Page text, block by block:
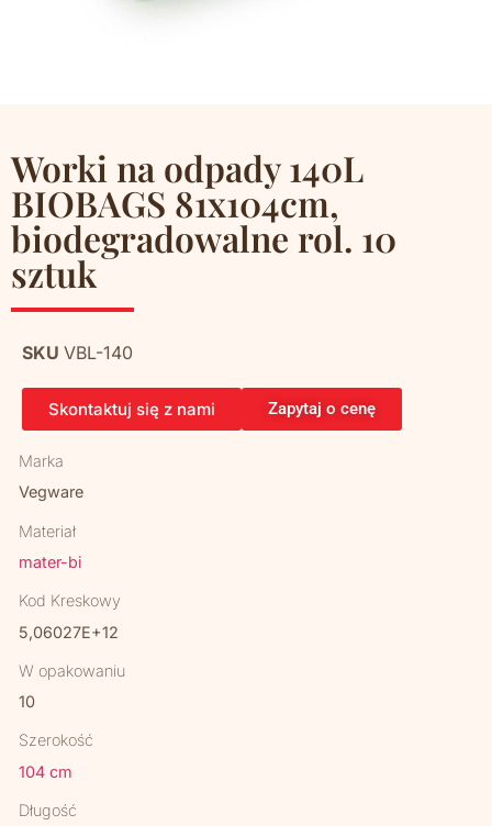
Worki na odpady 140L
BIOBAGS 81x104cm,
biodegradowalne rol. 10
sztuk
SKU VBL-140
Skontaktuj się z nami Zapytaj o cenę
Marka
Vegware
Materiał
mater-bi
Kod Kreskowy
5,06027E+12
W opakowaniu
10
Szerokość
104 cm
Długość